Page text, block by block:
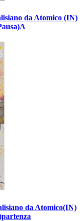
da Atomico (IN)
da Atomico(IN)